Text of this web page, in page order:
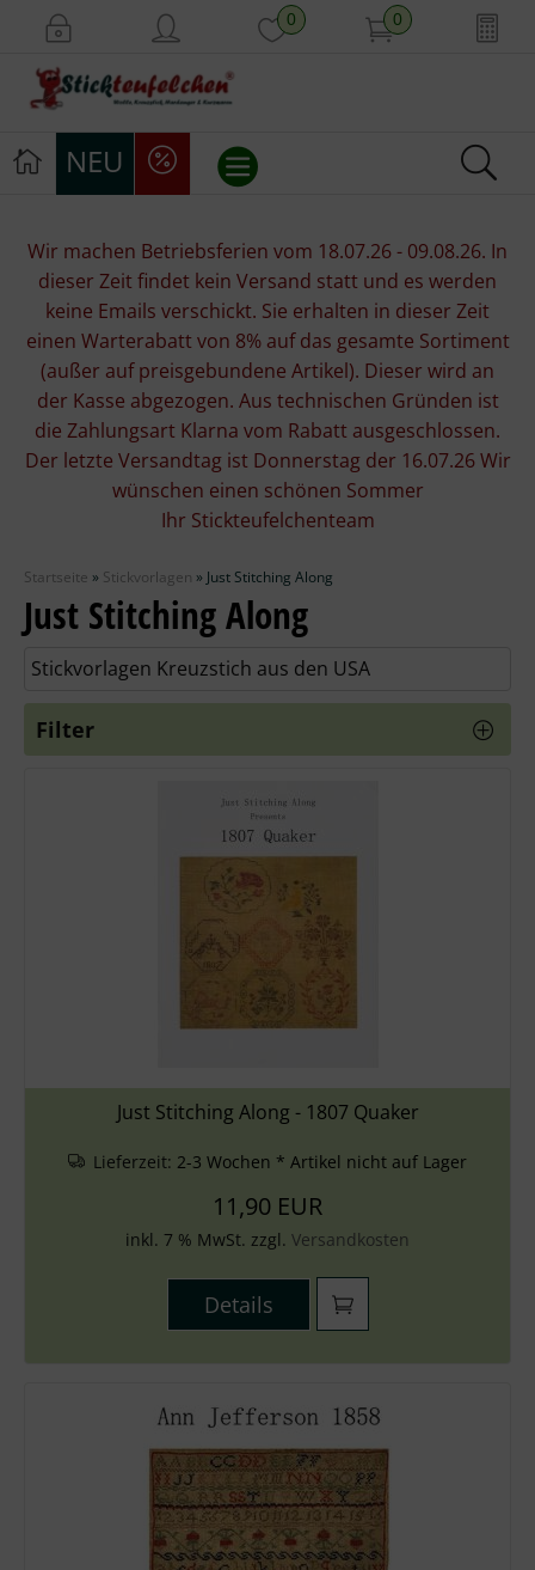
0 0
NEU
Stickpackungen
Stickgarne
Stoffe
Mill Hill Beads
Wolle
Stricknadeln
Knüpfpackungen
Wir machen Betriebsferien vom 18.07.26 - 09.08.26. In
dieser Zeit findet kein Versand statt und es werden
keine Emails verschickt. Sie erhalten in dieser Zeit
einen Warterabatt von 8% auf das gesamte Sortiment
(außer auf preisgebundene Artikel). Dieser wird an
der Kasse abgezogen. Aus technischen Gründen ist
die Zahlungsart Klarna vom Rabatt ausgeschlossen.
Der letzte Versandtag ist Donnerstag der 16.07.26 Wir
wünschen einen schönen Sommer
Ihr Stickteufelchenteam
Startseite » Stickvorlagen » Just Stitching Along
Just Stitching Along
Stickvorlagen Kreuzstich aus den USA
Filter
Just Stitching Along - 1807 Quaker
Lieferzeit: 2-3 Wochen * Artikel nicht auf Lager
11,90 EUR
inkl. 7 % MwSt. zzgl. Versandkosten
Details